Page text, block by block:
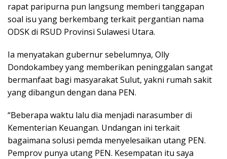
rapat paripurna pun langsung memberi tanggapan
soal isu yang berkembang terkait pergantian nama
ODSK di RSUD Provinsi Sulawesi Utara.
Ia menyatakan gubernur sebelumnya, Olly
Dondokambey yang memberikan peninggalan sangat
bermanfaat bagi masyarakat Sulut, yakni rumah sakit
yang dibangun dengan dana PEN.
“Beberapa waktu lalu dia menjadi narasumber di
Kementerian Keuangan. Undangan ini terkait
bagaimana solusi pemda menyelesaikan utang PEN.
Pemprov punya utang PEN. Kesempatan itu saya